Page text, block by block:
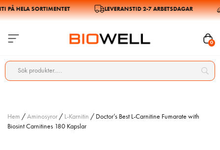
HELA SORTIMENTET LEVERANSTID 2-7 ARBETSDAGAR
0
Hem /Aminosyror / L-Karnitin / Doctor’s Best L-Carnitine Fumarate with
Biosint Carnitines 180 Kapslar